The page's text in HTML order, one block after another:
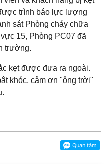
trình báo lực lượng
sát Phòng cháy chữa
15, Phòng PC07 đã
trường.
kẹt được đưa ra ngoài.
khóc, cảm ơn "ông trời"